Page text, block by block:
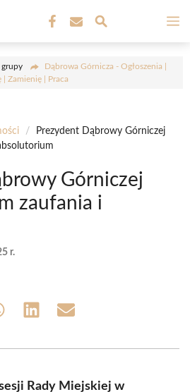
grupy
Dąbrowa Górnicza - Ogłoszenia |
| Zamienię | Praca
/
Prezydent Dąbrowy Górniczej
Górniczej
zaufania i
r.
Share Share
Rady Miejskiej w